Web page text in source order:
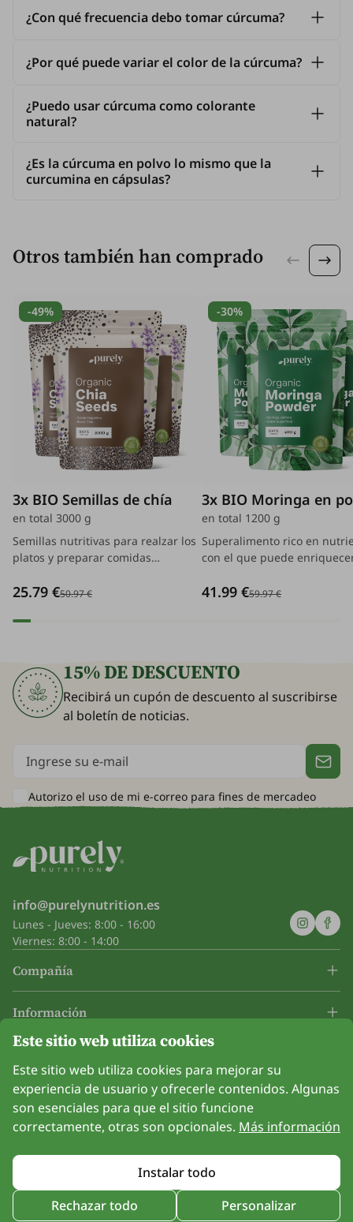
Este sitio web utiliza cookies
Este sitio web utiliza cookies para mejorar su
experiencia de usuario y ofrecerle contenidos. Algunas
son esenciales para que el sitio funcione
correctamente, otras son opcionales. Más información
Instalar todo
Rechazar todo
Personalizar
¿Con qué frecuencia debo tomar cúrcuma?
¿Por qué puede variar el color de la cúrcuma?
¿Puedo usar cúrcuma como colorante
natural?
¿Es la cúrcuma en polvo lo mismo que la
curcumina en cápsulas?
Otros también han comprado
-49%
3x BIO Semillas de chía
en total 3000 g
Semillas nutritivas para realzar los
platos y preparar comidas
25.79 €50.97 €
-30%
3x BIO Moringa en
en total 1200 g
Superalimento rico en
con el que puede
41.99 €59.97 €
15% DE DESCUENTO
Recibirá un cupón de descuento al suscribirse
al boletín de noticias.
Autorizo el uso de mi e-correo para fines de mercadeo
info@purelynutrition.es
Lunes - Jueves: 8:00 - 16:00
Viernes: 8:00 - 14:00
Compañía
Información
Opción de pago con tarjeta. Protección de datos personales garantizada
Copyright © Be Healthy Group d.o.o. 2012 - 2026
Uso de cookiesConfiguración de cookies Mapa del sitio